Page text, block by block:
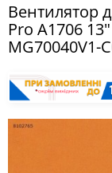
Вентилятор
Pro A1706
MG70040V1-